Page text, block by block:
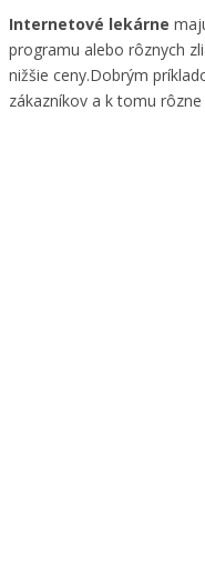
Internetové lekárne
programu alebo rôznych
nižšie ceny.Dobrým
zákazníkov a k tomu